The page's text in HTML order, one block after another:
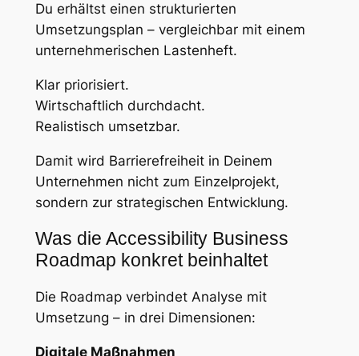
Du erhältst einen strukturierten
Umsetzungsplan – vergleichbar mit einem
unternehmerischen Lastenheft.
Klar priorisiert.
Wirtschaftlich durchdacht.
Realistisch umsetzbar.
Damit wird Barrierefreiheit in Deinem
Unternehmen nicht zum Einzelprojekt,
sondern zur strategischen Entwicklung.
Was die Accessibility Business
Roadmap konkret beinhaltet
Die Roadmap verbindet Analyse mit
Umsetzung – in drei Dimensionen:
Digitale Maßnahmen